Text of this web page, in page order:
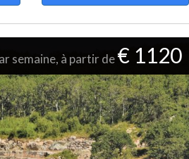
semaine, à partir de€ 1120